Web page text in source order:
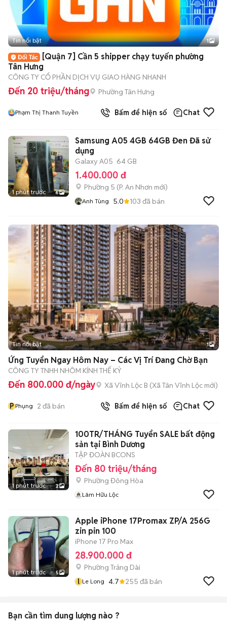
Tin nổi bật 1
[Quận 7] Cần 5 shipper chạy tuyến phường
Tân Hưng
CÔNG TY CỔ PHẦN DỊCH VỤ GIAO HÀNG NHANH
Đến 20 triệu/tháng Phường Tân Hưng
Phạm Thị Thanh Tuyền Bấm để hiện số Chat
1 phút trước 6
Samsung A05 4GB 64GB Đen Đã sử
dụng
Galaxy A05 64 GB
1.400.000 đ
Phường 5 (P. An Nhơn mới)
Anh Tùng 5.0 103 đã bán
Tin nổi bật 1
Ứng Tuyển Ngay Hôm Nay – Các Vị Trí Đang Chờ Bạn
CÔNG TY TNHH NHÔM KÍNH THẾ KỶ
Đến 800.000 đ/ngày Xã Vĩnh Lộc B (Xã Tân Vĩnh Lộc mới)
P Phụng 2 đã bán Bấm để hiện số Chat
1 phút trước 2
100TR/THÁNG Tuyển SALE bất động
sản tại Bình Dương
TẬP ĐOÀN BCONS
Đến 80 triệu/tháng
Phường Đông Hòa
Lâm Hữu Lộc
1 phút trước 5
Apple iPhone 17Promax ZP/A 256G
zin pin 100
iPhone 17 Pro Max
28.900.000 đ
Phường Trảng Dài
l Le Long 4.7 255 đã bán
Bạn cần tìm dung lượng nào ?